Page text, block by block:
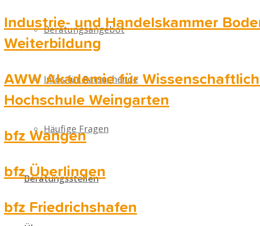
Beratungsangebot
Infos für Ratsuchende
Häufige Fragen
Beratungsstellen
Industrie- und Handelskammer
Weiterbildung
AWW Akademie für
Hochschule Weingarten
bfz Wangen
bfz Überlingen
bfz Friedrichshafen